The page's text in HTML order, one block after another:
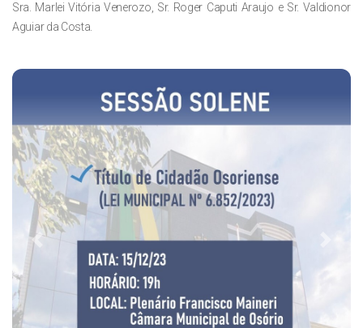
Sra. Marlei Vitória Venerozo, Sr. Roger Caputi Araujo e Sr. Valdionor
Aguiar da Costa.
Previous